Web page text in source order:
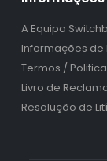
A Equipa
Informações de
Termos /
Livro de
Resolução de